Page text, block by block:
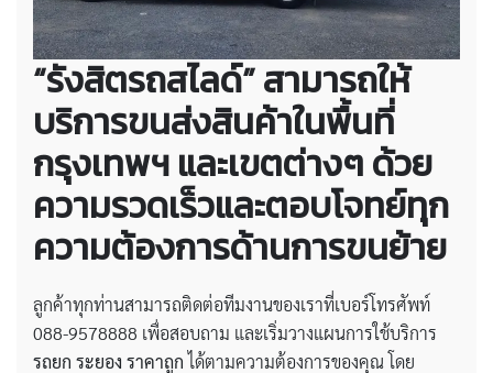
“รังสิตรถสไลด์” สามารถให้
บริการขนส่งสินค้าในพื้นที่
กรุงเทพฯ และเขตต่างๆ ด้วย
ความรวดเร็วและตอบโจทย์ทุก
ความต้องการด้านการขนย้าย
ลูกค้าทุกท่านสามารถติดต่อทีมงานของเราที่เบอร์โทรศัพท์
088-9578888 เพื่อสอบถาม และเริ่มวางแผนการใช้บริการ
รถยก ระยอง ราคาถูกได้ตามความต้องการของคุณ โดย